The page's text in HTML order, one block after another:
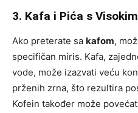
3. Kafa i Pića s
Ako preterate sa kafom,
specifičan miris. Kafa,
vode, može izazvati veću
prženih zrna, što rezultira
Kofein također može